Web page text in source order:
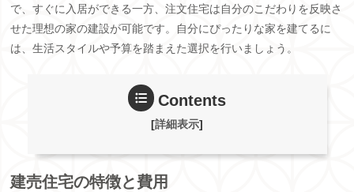
で、すぐに入居ができる一方、注文住宅は自分のこだわりを反映さ
せた理想の家の建設が可能です。自分にぴったりな家を建てるに
は、生活スタイルや予算を踏まえた選択を行いましょう。
Contents
[詳細表示]
建売住宅の特徴と費用